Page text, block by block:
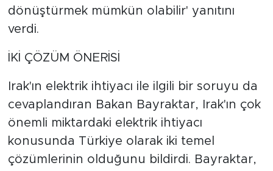
dönüştürmek mümkün olabilir' yanıtını
verdi.
İKİ ÇÖZÜM ÖNERİSİ
Irak'ın elektrik ihtiyacı ile ilgili bir soruyu da
cevaplandıran Bakan Bayraktar, Irak'ın çok
önemli miktardaki elektrik ihtiyacı
konusunda Türkiye olarak iki temel
çözümlerinin olduğunu bildirdi. Bayraktar,